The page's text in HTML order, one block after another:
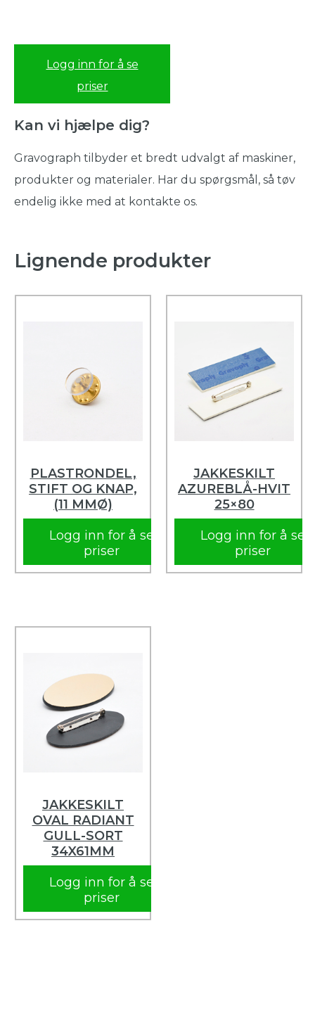
Logg inn for å se
priser
Kan vi hjælpe dig?
Gravograph tilbyder et bredt udvalgt af maskiner,
produkter og materialer. Har du spørgsmål, så tøv
endelig ikke med at kontakte os.
Lignende produkter
PLASTRONDEL,
STIFT OG KNAP,
(11 MMØ)
Logg inn for å se
priser
JAKKESKILT
AZUREBLÅ-HVIT
25×80
Logg inn for å se
priser
JAKKESKILT
OVAL RADIANT
GULL-SORT
34X61MM
Logg inn for å se
priser